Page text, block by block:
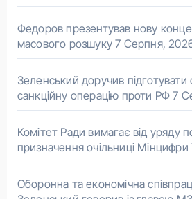
Федоров презентував нову
масового розшуку 7 Серпня,
Зеленський доручив підготувати
санкційну операцію проти РФ 7
Комітет Ради вимагає від уряду
призначення очільниці Мінцифри
Оборонна та економічна